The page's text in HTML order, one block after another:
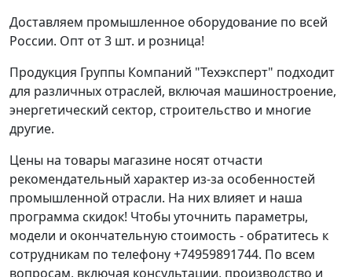
Доставляем промышленное оборудование по всей
России. Опт от 3 шт. и розница!
Продукция Группы Компаний "Техэксперт" подходит
для различных отраслей, включая машиностроение,
энергетический сектор, строительство и многие
другие.
Цены на товары магазине носят отчасти
рекомендательный характер из-за особенностей
промышленной отрасли. На них влияет и наша
программа скидок! Чтобы уточнить параметры,
модели и окончательную стоимость - обратитесь к
сотрудникам по телефону +74959891744. По всем
вопросам, включая консультации, производство и